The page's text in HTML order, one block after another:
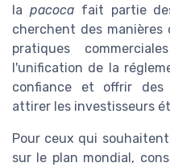
la pacocafait partie des
cherchent des
pratiques
l'unification de la
confiance et offrir des
attirer les investisseurs
Pour ceux qui
sur le plan mondial,